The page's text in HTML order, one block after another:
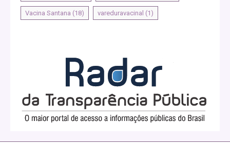
Vacina Santana (18) vareduravacinal (1)